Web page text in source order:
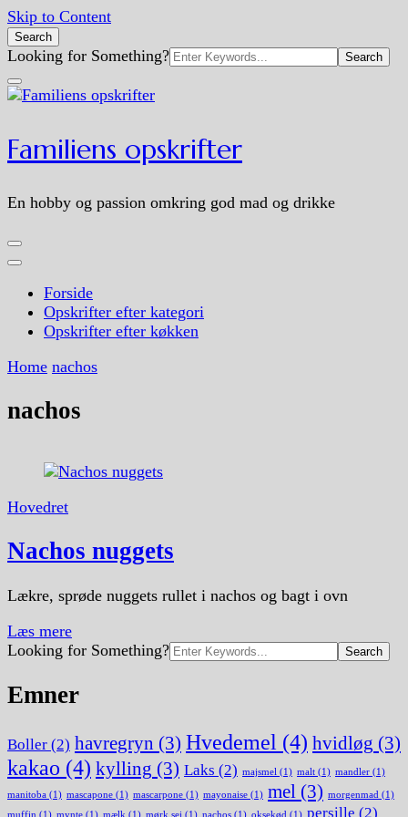
Skip to Content
Search
Search
for:
Looking for Something?
Familiens opskrifter
En hobby og passion omkring god mad og drikke
Forside
Opskrifter efter kategori
Opskrifter efter køkken
Home nachos
nachos
Hovedret
Nachos nuggets
Lækre, sprøde nuggets rullet i nachos og bagt i ovn
Læs mere
Search
Looking for Something?
Emner
Boller (2) havregryn (3) Hvedemel (4) hvidløg (3)
kakao (4) kylling (3) Laks (2) majsmel (1) malt (1) mandler (1)
manitoba (1) mascapone (1) mascarpone (1) mayonaise (1) mel (3) morgenmad (1)
persille (2)